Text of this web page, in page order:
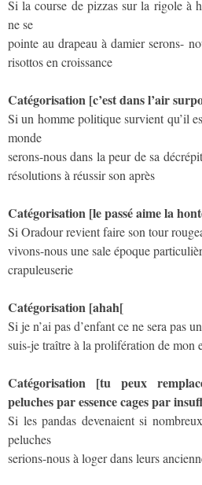
Si la course de pizzas sur la rigole à
ne se
pointe au drapeau à damier serons-
risottos en croissance
Catégorisation [c’est dans l’air
Si un homme politique survient qu’il
monde
serons-nous dans la peur de sa
résolutions à réussir son après
Catégorisation [le passé aime la
Si Oradour revient faire son tour
vivons-nous une sale époque
crapuleuserie
Catégorisation [ahah[
Si je n’ai pas d’enfant ce ne sera pas
suis-je traître à la prolifération de mon
Catégorisation [tu peux
peluches par essence cages par
Si les pandas devenaient si
peluches
serions-nous à loger dans leurs